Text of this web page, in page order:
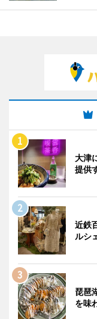
大津
提供
近鉄
ルシ
琵琶
を味